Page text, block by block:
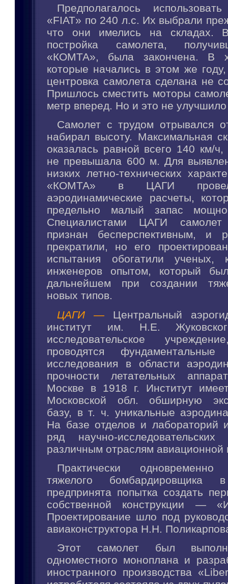
Предполагалось
«FIAT» по 240 л.с. Их выбрали
что они имелись на складах.
постройка самолета,
«КОМТА», была закончена. В
которые начались в этом же
центровка самолета сделана не
Пришлось сместить моторы
метр вперед. Но и это не
Самолет с трудом отрывался
набирал высоту. Максимальная
оказалась равной всего 140 км/
не превышала 600 м. Для
низких летно-технических
«КОМТА» в ЦАГИ
аэродинамические расчеты,
предельно малый запас
Специалистами ЦАГИ
признан бесперспективным, и
прекратили, но его
испытания обогатили ученых,
инженеров опытом, который
дальнейшем при создании
новых типов.
ЦАГИ — Центральный
институт им. Н.Е.
исследовательское
проводятся
исследования в области
прочности летательных
Москве в 1918 г. Институт
Московской обл. обширную
базу, в т. ч. уникальные
На базе отделов и лабораторий
ряд научно-
различным отраслям авиационной
Практически
тяжелого
предпринята попытка создать
собственной конструкции —
Проектирование шло под
авиаконструктора Н.Н.
Этот самолет был
одноместного моноплана и
иностранного производства